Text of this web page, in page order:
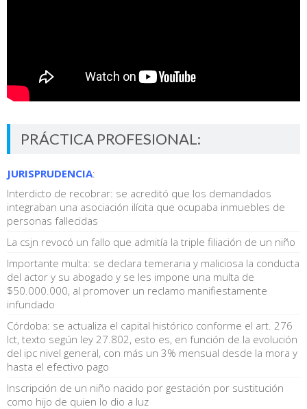
PRÁCTICA PROFESIONAL:
JURISPRUDENCIA:
Interdicto de recobrar: se acreditó que los demandados
integraban una asociación ilícita que ocupaba inmuebles de
personas fallecidas
La csjn revocó un fallo que admitía la triple filiación de un niño
Importante multa: se declara temeraria y maliciosa la conducta
del actor y su abogado y se les impone una multa de
$50.000.000, al promover un reclamo manifiestamente
infundado
Córdoba: se actualiza el capital histórico conforme el art. 276
lct, texto según ley 27.802, esto es, en función de la evolución
del ipc nivel general, con más un 3% mensual desde la mora y
hasta el efectivo pago
Inscripción de un niño nacido por gestación por sustitución
como hijo de quien lo dio a luz